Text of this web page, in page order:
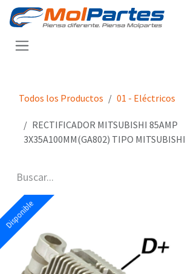
Ir al contenido
Todos los Productos 01 - Eléctricos
RECTIFICADOR MITSUBISHI 85AMP
3X35A100MM(GA802) TIPO MITSUBISHI
Disponible
Disponible